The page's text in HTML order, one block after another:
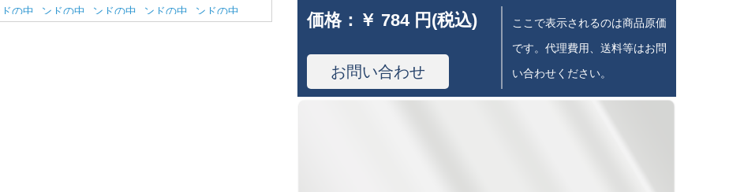
価格： ￥ 784 円(税込)
お問い合わせ
ここで表示されるのは商品原価
です。代理費用、送料等はお問
い合わせください。